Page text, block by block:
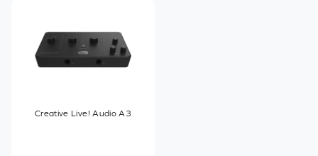
Creative Live! Audio A3